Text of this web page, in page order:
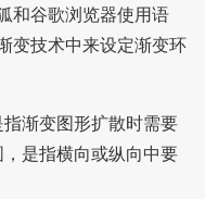
和谷歌浏览器使用语
变技术中来设定渐变环
指渐变图形扩散时需要
是指横向或纵向中要